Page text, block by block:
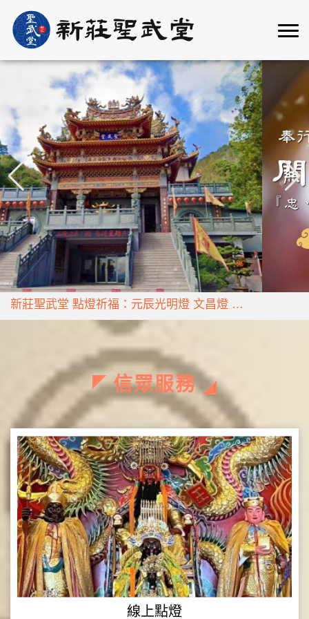
新莊聖武堂丙午年【南巡進香】
新莊聖武堂 點燈祈福：元辰光明燈 文昌燈 財
神燈 太歲燈 (祭改、補運已截止)
新莊聖武堂丙午年【南巡進香】
新莊聖武堂 點燈祈福：元辰光明燈 文昌燈 財
神燈 太歲燈 (祭改、補運已截止)
信眾服務
線上點燈